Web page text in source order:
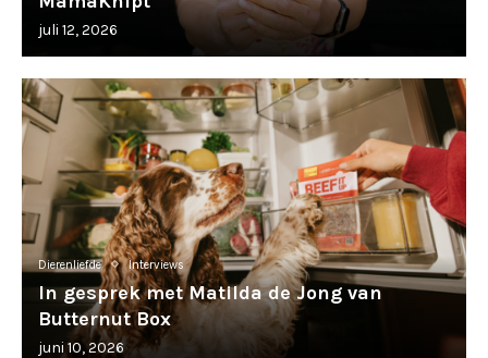
juli 12, 2026
Dierenliefde Interviews
In gesprek met Matilda de Jong van
Butternut Box
juni 10, 2026